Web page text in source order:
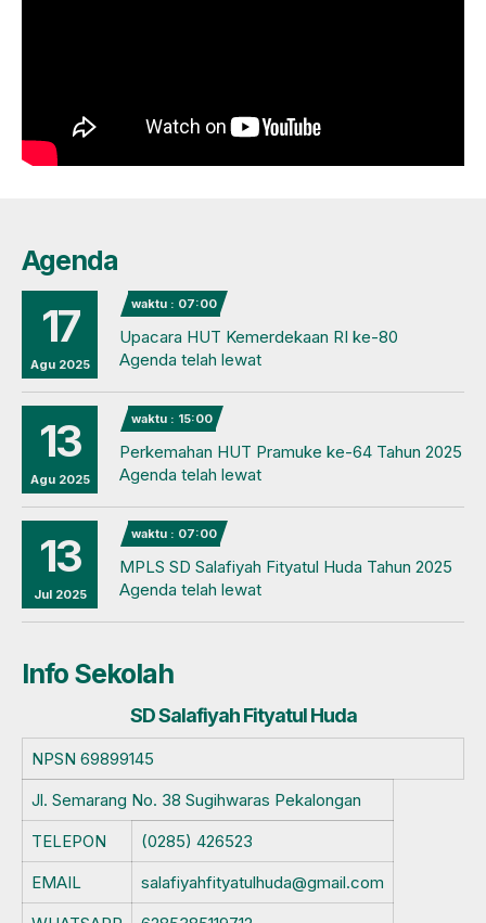
Agenda
17
Agu 2025
waktu : 07:00
Upacara HUT Kemerdekaan RI ke-80
Agenda telah lewat
13
Agu 2025
waktu : 15:00
Perkemahan HUT Pramuke ke-64 Tahun 2025
Agenda telah lewat
13
Jul 2025
waktu : 07:00
MPLS SD Salafiyah Fityatul Huda Tahun 2025
Agenda telah lewat
Info Sekolah
SD Salafiyah Fityatul Huda
NPSN 69899145
Jl. Semarang No. 38 Sugihwaras Pekalongan
TELEPON
(0285) 426523
EMAIL
salafiyahfityatulhuda@gmail.com